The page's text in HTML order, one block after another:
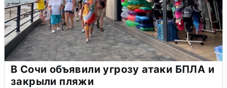
В Сочи объявили угрозу атаки БПЛА и
закрыли пляжи